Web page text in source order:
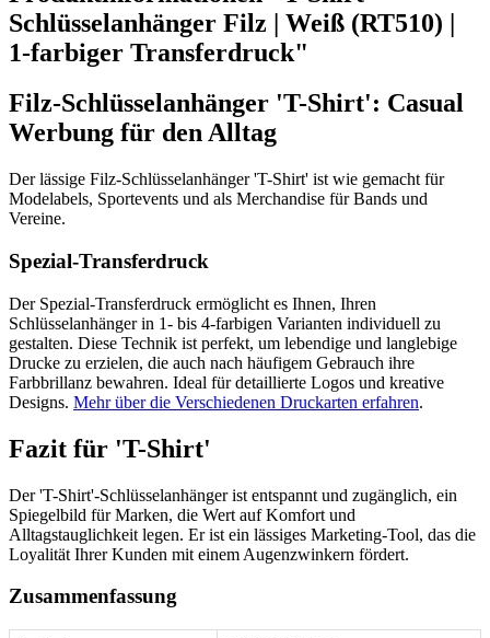
Schlüsselanhänger Filz | Weiß (RT510) |
1-farbiger Transferdruck"
Filz-Schlüsselanhänger 'T-Shirt': Casual
Werbung für den Alltag
Der lässige Filz-Schlüsselanhänger 'T-Shirt' ist wie gemacht für
Modelabels, Sportevents und als Merchandise für Bands und
Vereine.
Spezial-Transferdruck
Der Spezial-Transferdruck ermöglicht es Ihnen, Ihren
Schlüsselanhänger in 1- bis 4-farbigen Varianten individuell zu
gestalten. Diese Technik ist perfekt, um lebendige und langlebige
Drucke zu erzielen, die auch nach häufigem Gebrauch ihre
Farbbrillanz bewahren. Ideal für detaillierte Logos und kreative
Designs. Mehr über die Verschiedenen Druckarten erfahren.
Fazit für 'T-Shirt'
Der 'T-Shirt'-Schlüsselanhänger ist entspannt und zugänglich, ein
Spiegelbild für Marken, die Wert auf Komfort und
Alltagstauglichkeit legen. Er ist ein lässiges Marketing-Tool, das die
Loyalität Ihrer Kunden mit einem Augenzwinkern fördert.
Zusammenfassung